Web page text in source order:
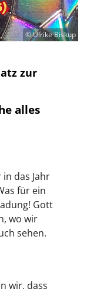
© Ulrike Biskup
zur
alles
das Jahr
für ein
Gott
wo wir
sehen.
wir, dass